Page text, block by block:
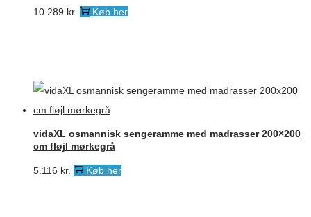
10.289 kr. Køb her
vidaXL osmannisk sengeramme med madrasser 200×200
cm fløjl mørkegrå
5.116 kr. Køb her